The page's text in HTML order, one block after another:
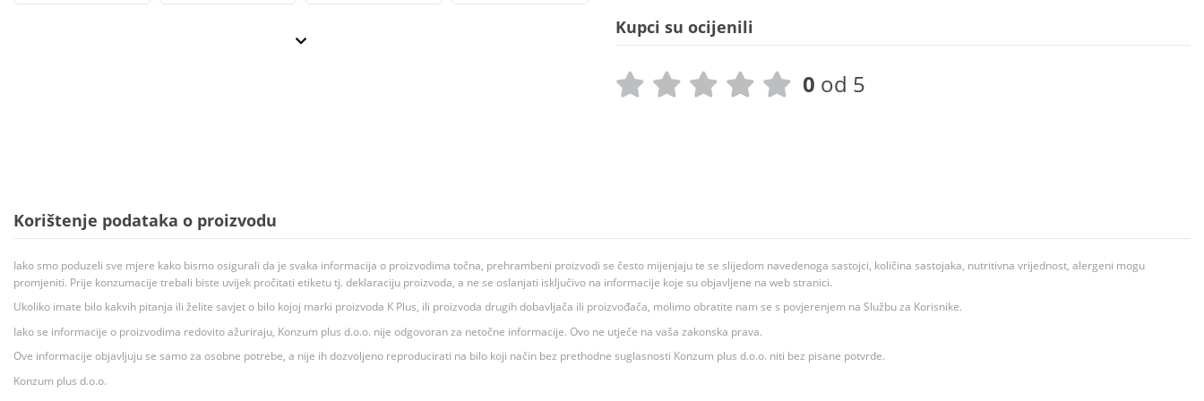
Kupci su ocijenili
0 od 5
Korištenje podataka o proizvodu
Iako smo poduzeli sve mjere kako bismo osigurali da je svaka informacija o proizvodima točna, prehrambeni proizvodi se često mijenjaju te se slijedom navedenoga sastojci, količina sastojaka, nutritivna vrijednost, alergeni mogu
promjeniti. Prije konzumacije trebali biste uvijek pročitati etiketu tj. deklaraciju proizvoda, a ne se oslanjati isključivo na informacije koje su objavljene na web stranici.
Ukoliko imate bilo kakvih pitanja ili želite savjet o bilo kojoj marki proizvoda K Plus, ili proizvoda drugih dobavljača ili proizvođača, molimo obratite nam se s povjerenjem na Službu za Korisnike.
Iako se informacije o proizvodima redovito ažuriraju, Konzum plus d.o.o. nije odgovoran za netočne informacije. Ovo ne utječe na vaša zakonska prava.
Ove informacije objavljuju se samo za osobne potrebe, a nije ih dozvoljeno reproducirati na bilo koji način bez prethodne suglasnosti Konzum plus d.o.o. niti bez pisane potvrde.
Konzum plus d.o.o.